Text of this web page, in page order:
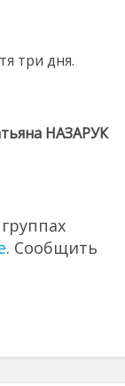
три дня.
НАЗАРУК
. Сообщить